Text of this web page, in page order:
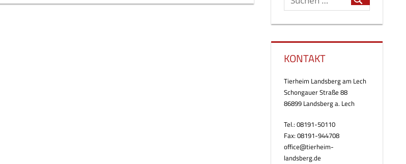
KONTAKT
Tierheim Landsberg am Lech
Schongauer Straße 88
86899 Landsberg a. Lech
Tel.: 08191-50110
Fax: 08191-944708
office@tierheim-
landsberg.de